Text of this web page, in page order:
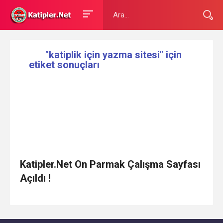
"katiplik için yazma sitesi" için
etiket sonuçları
Katipler.Net On Parmak Çalışma Sayfası
Açıldı !